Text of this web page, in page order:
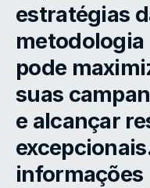
estratégias
metodologia
pode
suas
e alcançar
informações